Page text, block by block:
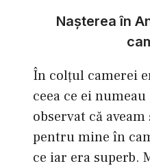
Naşterea în
În colţul camerei
ceea ce ei
observat că
pentru mine în
ce iar era superb.